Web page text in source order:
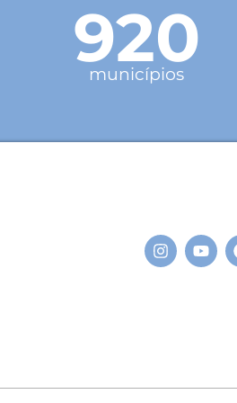
920
municípios